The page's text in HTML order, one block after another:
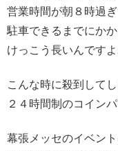
営業時間が朝８時過
駐車できるまでにか
けっこう長いんですよ
こんな時に殺到して
２４時間制のコイン
幕張メッセのイベン